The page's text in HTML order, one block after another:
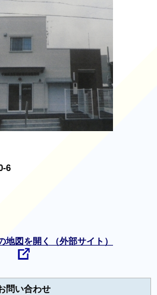
6
地図を開く（外部サイト）
問い合わせ